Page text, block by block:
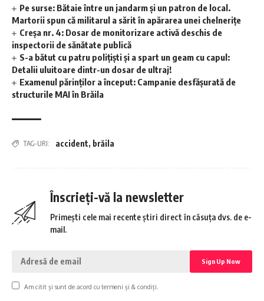
Pe surse: Bătaie între un jandarm și un patron de local.
Martorii spun că militarul a sărit în apărarea unei chelnerițe
Creșa nr. 4: Dosar de monitorizare activă deschis de
inspectorii de sănătate publică
S-a bătut cu patru polițiști și a spart un geam cu capul:
Detalii uluitoare dintr-un dosar de ultraj!
Examenul părinților a început: Campanie desfășurată de
structurile MAI în Brăila
TAG-URI: accident, brăila
Înscrieți-vă la newsletter
Primești cele mai recente știri direct în căsuța dvs. de e-
mail.
Am citit și sunt de acord cu termeni și & condiți.